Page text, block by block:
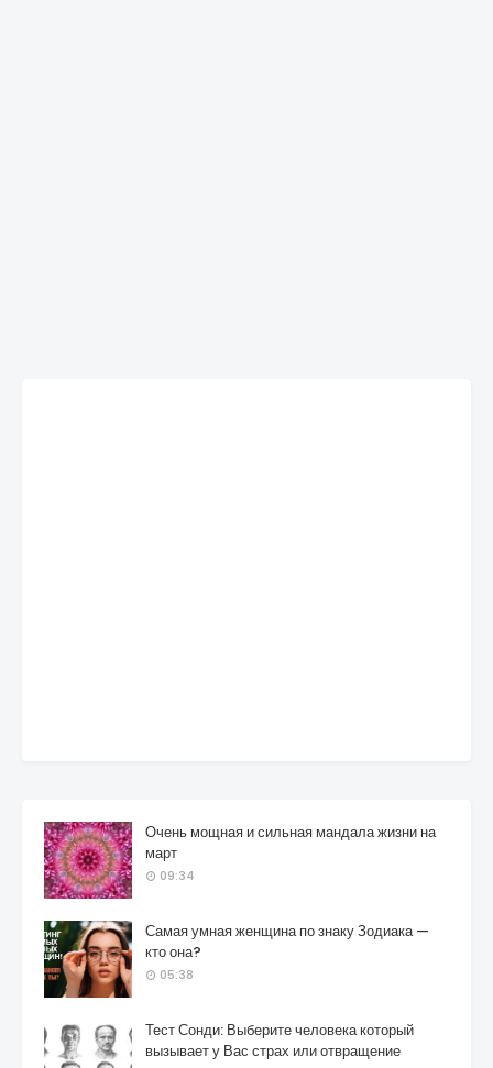
Очень мощная и сильная мандала жизни на
март
09:34
Самая умная женщина по знаку Зодиака —
кто она?
05:38
Тест Сонди: Выберите человека который
вызывает у Вас страх или отвращение